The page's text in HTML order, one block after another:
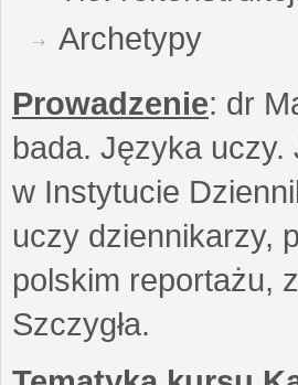
Archetypy
Prowadzenie: dr
bada. Języka
w Instytucie
uczy dziennikarzy,
polskim reportażu,
Szczygła.